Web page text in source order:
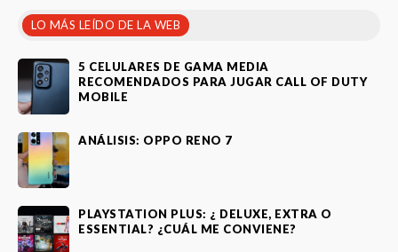
LO MÁS LEÍDO DE LA WEB
5 CELULARES DE GAMA MEDIA
RECOMENDADOS PARA JUGAR CALL OF DUTY
MOBILE
ANÁLISIS: OPPO RENO 7
PLAYSTATION PLUS: ¿ DELUXE, EXTRA O
ESSENTIAL? ¿CUÁL ME CONVIENE?